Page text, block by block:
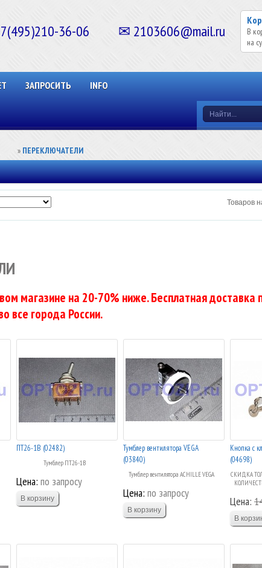
В
на
36-06 ✉ 2103606@mail.ru
ЗАПРОСИТЬ INFO
» ПЕРЕКЛЮЧАТЕЛИ
Товаров
магазине на 20-70% ниже. Бесплатная доставка
все города России.
ПТ26-1В (02482)
Тумблер ПТ26-1В
Цена: по запросу
Тумблер вентилятора VEGA
(03840)
Тумблер вентилятора ACHILLE VEGA
Цена: по запросу
Кнопка с
(04698)
СКИДКА
Цена: